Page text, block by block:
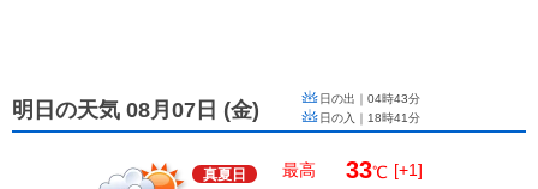
明日の天気 08月07日 (金) 日の出｜ 04時43分
日の入｜ 18時41分
真夏日 最高 33℃ [+1]